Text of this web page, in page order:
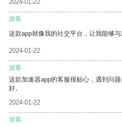
2024-01-22
游客
这款app就像我的社交平台，让我能够与
2024-01-22
游客
这款加速器app的客服很贴心，遇到问
好。
2024-01-22
游客